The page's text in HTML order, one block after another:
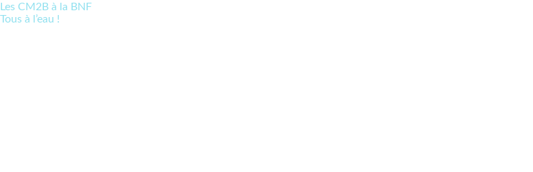
Les CM2B à la BNF
Tous à l’eau !